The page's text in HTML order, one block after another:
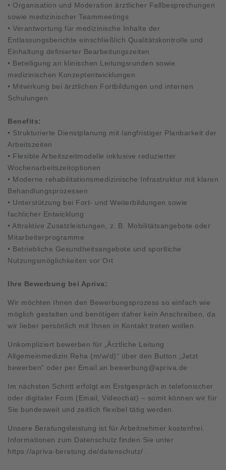
• Organisation und Moderation ärztlicher Fallbesprechungen
sowie medizinischer Teammeetings
• Verantwortung für medizinische Inhalte der
Entlassungsberichte einschließlich Qualitätskontrolle und
Einhaltung definierter Bearbeitungszeiten
• Beteiligung an klinischen Leitungsrunden sowie
medizinischen Konzeptentwicklungen
• Mitwirkung bei ärztlichen Fortbildungen und internen
Schulungen
Benefits:
• Strukturierte Dienstplanung mit langfristiger Planbarkeit der
Arbeitszeiten
• Flexible Arbeitszeitmodelle inklusive reduzierter
Wochenarbeitszeitoptionen
• Moderne rehabilitationsmedizinische Infrastruktur mit klaren
Behandlungsprozessen
• Unterstützung bei Fort- und Weiterbildungen sowie
fachlicher Entwicklung
• Attraktive Zusatzleistungen, z. B. Mobilitätsangebote oder
Mitarbeiterprogramme
• Betriebliche Gesundheitsangebote und sportliche
Nutzungsmöglichkeiten vor Ort
Ihre Bewerbung bei Apriva:
Wir möchten Ihnen den Bewerbungsprozess so einfach wie
möglich gestalten und benötigen daher kein Anschreiben, da
wir lieber persönlich mit Ihnen in Kontakt treten wollen.
Unkompliziert bewerben für „Ärztliche Leitung
Allgemeinmedizin Reha (m/w/d)“ über den Button „Jetzt
bewerben“ oder per Email an bewerbung@apriva.de
Im nächsten Schritt erfolgt ein Erstgespräch in telefonischer
oder digitaler Form (Email, Videochat) – somit können wir für
Sie bundesweit und zeitlich flexibel tätig werden.
Unsere Beratungsleistung ist für Arbeitnehmer kostenfrei.
Informationen zum Datenschutz finden Sie unter
https://apriva-beratung.de/datenschutz/